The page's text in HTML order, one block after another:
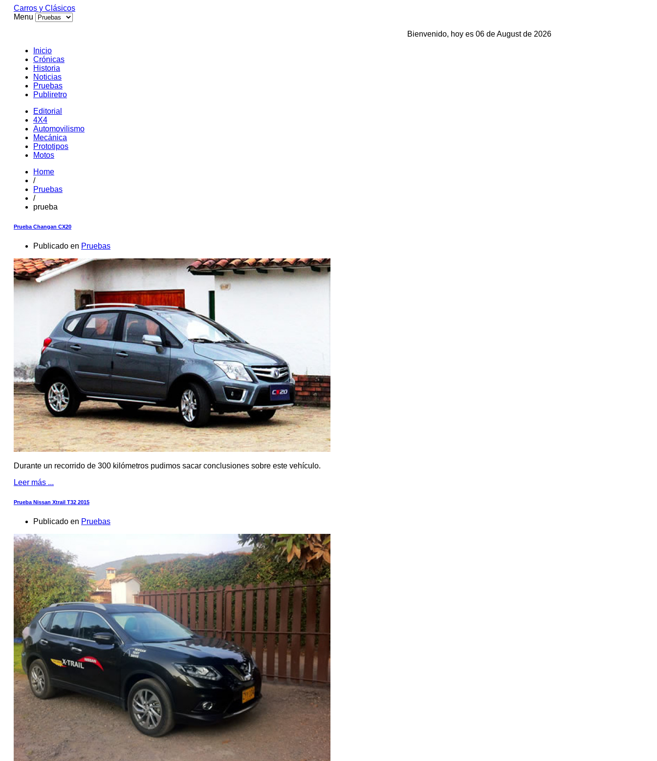
Carros y Clásicos
Menu
Bienvenido, hoy es 06 de August de 2026
Inicio
Crónicas
Historia
Noticias
Pruebas
Publiretro
Editorial
4X4
Automovilismo
Mecánica
Prototipos
Motos
Home
/
Pruebas
/
prueba
Prueba Changan CX20
Publicado en Pruebas
Durante un recorrido de 300 kilómetros pudimos sacar conclusiones sobre este vehículo.
Leer más ...
Prueba Nissan Xtrail T32 2015
Publicado en Pruebas